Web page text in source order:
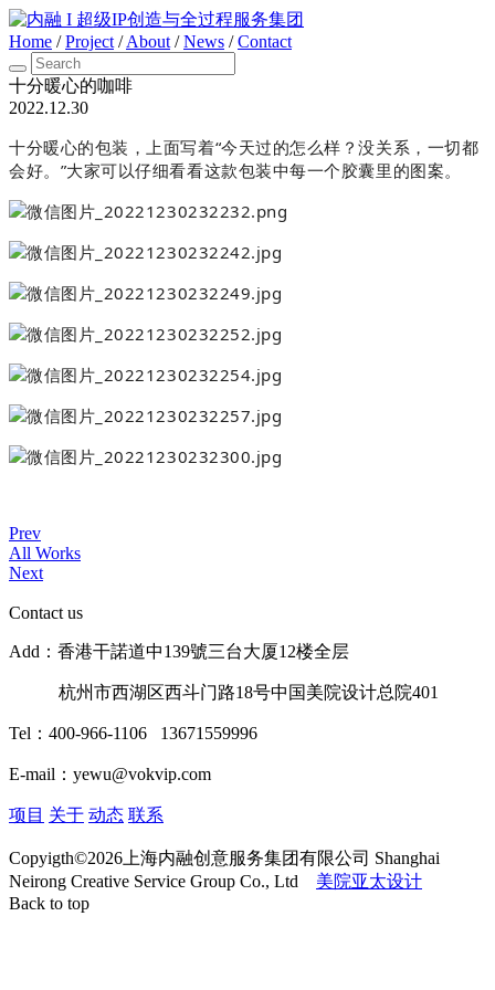
Home /Project /About /News /Contact
十分暖心的咖啡
2022.12.30
十分暖心的包装，上面写着“今天过的怎么样？没关系，一切都
会好。”大家可以仔细看看这款包装中每一个胶囊里的图案。
Prev
All Works
Next
Contact us
Add：香港干諾道中139號三台大厦12楼全层
杭州市西湖区西斗门路18号中国美院设计总院401
Tel：400-966-1106 13671559996
E-mail：yewu@vokvip.com
项目 关于 动态 联系
Copyigth©2026上海内融创意服务集团有限公司 Shanghai
Neirong Creative Service Group Co., Ltd 美院亚太设计
Back to top